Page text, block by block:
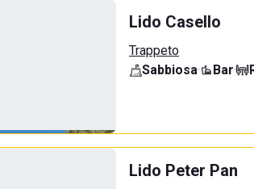
Lido Casello
Trappeto
Sabbiosa· Bar·
Lido Peter Pan